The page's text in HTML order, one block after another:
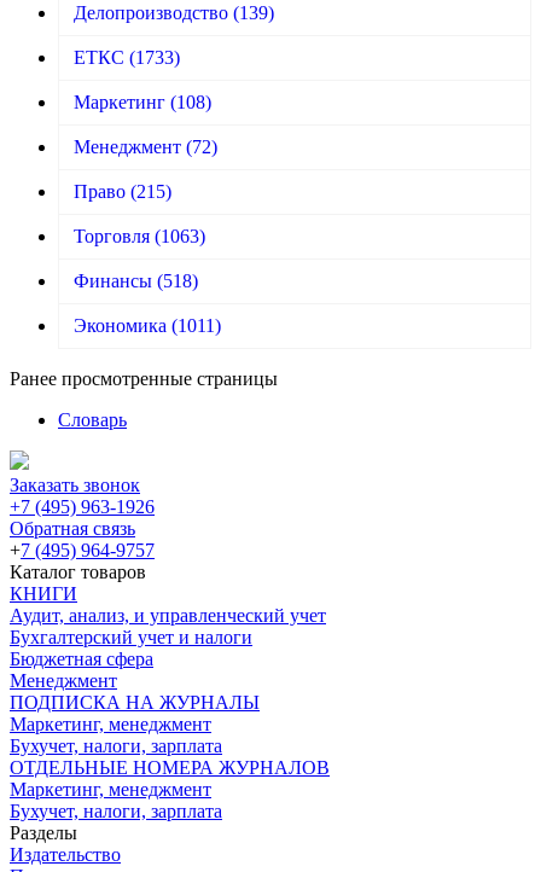
Делопроизводство (139)
ЕТКС (1733)
Маркетинг (108)
Менеджмент (72)
Право (215)
Торговля (1063)
Финансы (518)
Экономика (1011)
Ранее просмотренные страницы
Словарь
Заказать звонок
+7 (495) 963-1926
Обратная связь
+7 (495) 964-9757
Каталог товаров
КНИГИ
Аудит, анализ, и управленческий учет
Бухгалтерский учет и налоги
Бюджетная сфера
Менеджмент
ПОДПИСКА НА ЖУРНАЛЫ
Маркетинг, менеджмент
Бухучет, налоги, зарплата
ОТДЕЛЬНЫЕ НОМЕРА ЖУРНАЛОВ
Маркетинг, менеджмент
Бухучет, налоги, зарплата
Разделы
Издательство